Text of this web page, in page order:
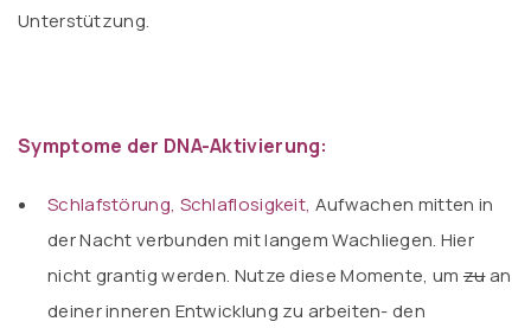
Unterstützung.
Symptome der DNA-Aktivierung:
Schlafstörung, Schlaflosigkeit, Aufwachen mitten in
der Nacht verbunden mit langem Wachliegen. Hier
nicht grantig werden. Nutze diese Momente, umzuan
deiner inneren Entwicklung zu arbeiten- den